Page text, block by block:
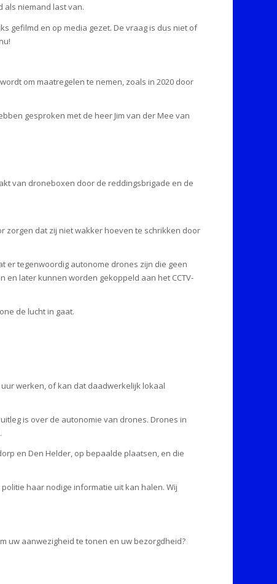
als niemand last van.
gefilmd en op media gezet. De vraag is dus niet of
om maatregelen te nemen, zoals in 2020 door
gesproken met de heer Jim van der Mee van
van droneboxen door de reddingsbrigade en de
zorgen dat zij niet wakker hoeven te schrikken door
er tegenwoordig autonome drones zijn die geen
later kunnen worden gekoppeld aan het CCTV-
de lucht in gaat.
uur werken, of kan dat daadwerkelijk lokaal
is over de autonomie van drones. Drones in
en Den Helder, op bepaalde plaatsen, en die
haar nodige informatie uit kan halen. Wij
uw aanwezigheid te tonen en uw bezorgdheid?